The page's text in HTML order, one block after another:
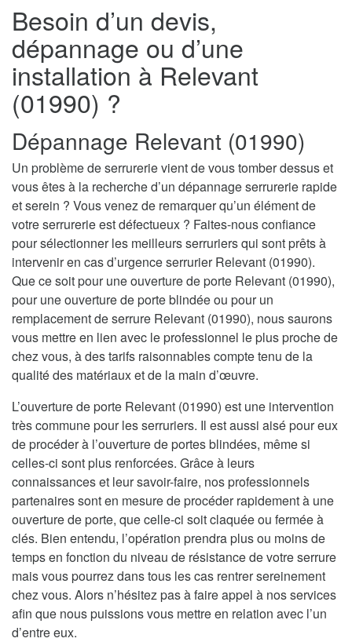
Besoin d’un devis,
dépannage ou d’une
installation à Relevant
(01990) ?
Dépannage Relevant (01990)
Un problème de serrurerie vient de vous tomber dessus et
vous êtes à la recherche d’un dépannage serrurerie rapide
et serein ? Vous venez de remarquer qu’un élément de
votre serrurerie est défectueux ? Faites-nous confiance
pour sélectionner les meilleurs serruriers qui sont prêts à
intervenir en cas d’urgence serrurier Relevant (01990).
Que ce soit pour une ouverture de porte Relevant (01990),
pour une ouverture de porte blindée ou pour un
remplacement de serrure Relevant (01990), nous saurons
vous mettre en lien avec le professionnel le plus proche de
chez vous, à des tarifs raisonnables compte tenu de la
qualité des matériaux et de la main d’œuvre.
L’ouverture de porte Relevant (01990) est une intervention
très commune pour les serruriers. Il est aussi aisé pour eux
de procéder à l’ouverture de portes blindées, même si
celles-ci sont plus renforcées. Grâce à leurs
connaissances et leur savoir-faire, nos professionnels
partenaires sont en mesure de procéder rapidement à une
ouverture de porte, que celle-ci soit claquée ou fermée à
clés. Bien entendu, l’opération prendra plus ou moins de
temps en fonction du niveau de résistance de votre serrure
mais vous pourrez dans tous les cas rentrer sereinement
chez vous. Alors n’hésitez pas à faire appel à nos services
afin que nous puissions vous mettre en relation avec l’un
d’entre eux.